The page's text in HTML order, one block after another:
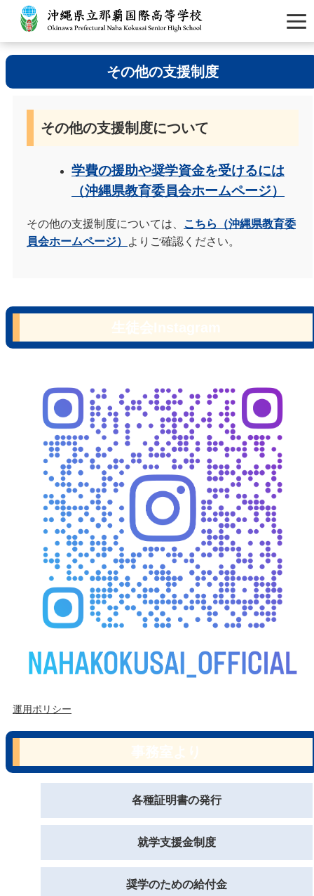
その他の支援制度
その他の支援制度について
学費の援助や奨学資金を受けるには
（沖縄県教育委員会ホームページ）
その他の支援制度については、 こちら（沖縄県教育委
員会ホームページ）
よりご確認ください。
運用ポリシー
各種証明書の発行
就学支援金制度
奨学のための給付金